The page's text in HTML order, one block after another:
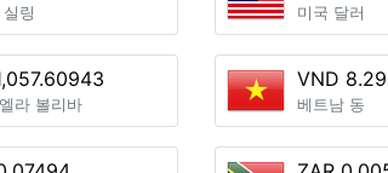
링 미국 달러
라 볼리바
VND
베트남 동